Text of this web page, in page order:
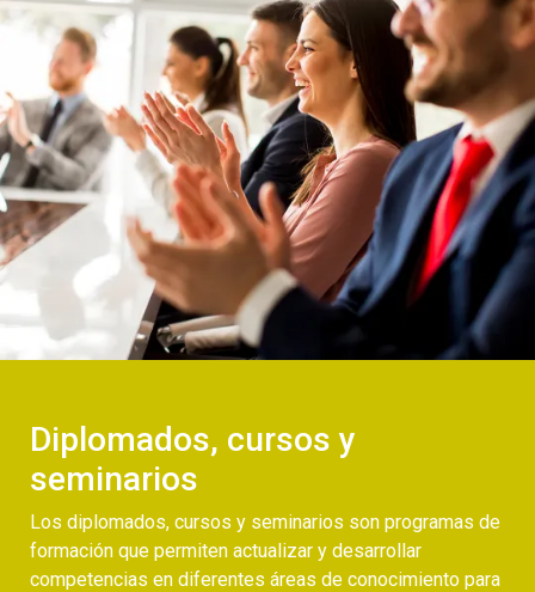
Diplomados, cursos y
seminarios
Los diplomados, cursos y seminarios son programas de
formación que permiten actualizar y desarrollar
competencias en diferentes áreas de conocimiento para